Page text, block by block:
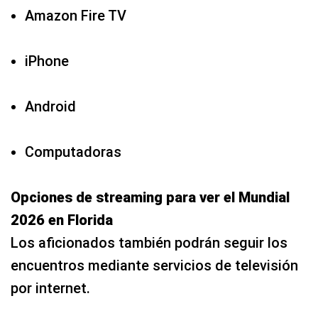
Amazon Fire TV
iPhone
Android
Computadoras
Opciones de streaming para ver el Mundial
2026 en Florida
Los aficionados también podrán seguir los
encuentros mediante servicios de televisión
por internet.